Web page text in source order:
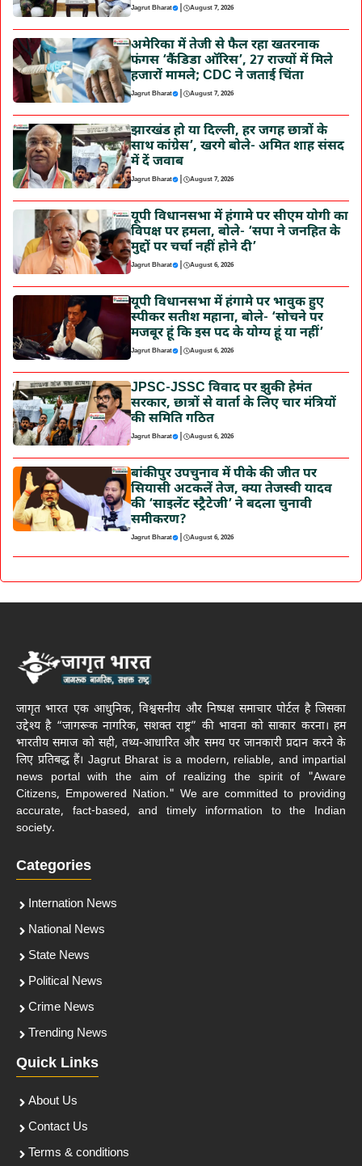
Jagrut Bharat | August 7, 2026
अमेरिका में तेजी से फैल रहा खतरनाक
फंगस ‘कैंडिडा ऑरिस’, 27 राज्यों में मिले
हजारों मामले; CDC ने जताई चिंता
Jagrut Bharat | August 7, 2026
झारखंड हो या दिल्ली, हर जगह छात्रों के
साथ कांग्रेस’, खरगे बोले- अमित शाह संसद
में दें जवाब
Jagrut Bharat | August 7, 2026
यूपी विधानसभा में हंगामे पर सीएम योगी का
विपक्ष पर हमला, बोले- ‘सपा ने जनहित के
मुद्दों पर चर्चा नहीं होने दी’
Jagrut Bharat | August 6, 2026
यूपी विधानसभा में हंगामे पर भावुक हुए
स्पीकर सतीश महाना, बोले- ‘सोचने पर
मजबूर हूं कि इस पद के योग्य हूं या नहीं’
Jagrut Bharat | August 6, 2026
JPSC-JSSC विवाद पर झुकी हेमंत
सरकार, छात्रों से वार्ता के लिए चार मंत्रियों
की समिति गठित
Jagrut Bharat | August 6, 2026
बांकीपुर उपचुनाव में पीके की जीत पर
सियासी अटकलें तेज, क्या तेजस्वी यादव
की ‘साइलेंट स्ट्रैटेजी’ ने बदला चुनावी
समीकरण?
Jagrut Bharat | August 6, 2026
जागृत भारत एक आधुनिक, विश्वसनीय और निष्पक्ष समाचार पोर्टल है जिसका
उद्देश्य है “जागरूक नागरिक, सशक्त राष्ट्र” की भावना को साकार करना। हम
भारतीय समाज को सही, तथ्य-आधारित और समय पर जानकारी प्रदान करने के
लिए प्रतिबद्ध हैं। Jagrut Bharat is a modern, reliable, and impartial
news portal with the aim of realizing the spirit of "Aware
Citizens, Empowered Nation." We are committed to providing
accurate, fact-based, and timely information to the Indian
society.
Categories
Internation News
National News
State News
Political News
Crime News
Trending News
Quick Links
About Us
Contact Us
Terms & conditions